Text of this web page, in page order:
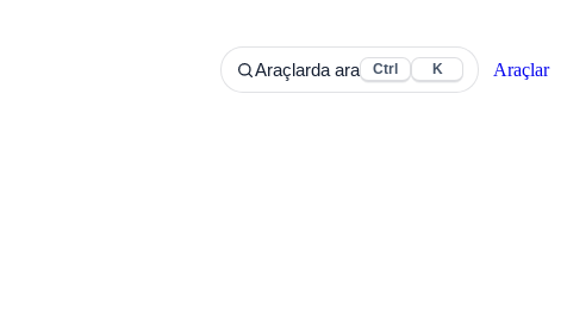
Araçlarda ara Ctrl K Araçlar